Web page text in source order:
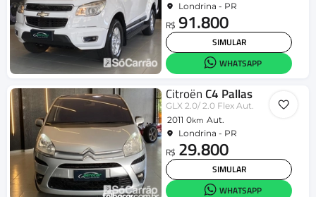
Londrina - PR
R$ 91.800
SIMULAR
WHATSAPP
Citroën C4 Pallas
GLX 2.0/ 2.0 Flex Aut.
2011 0km Aut.
Londrina - PR
R$ 29.800
SIMULAR
WHATSAPP